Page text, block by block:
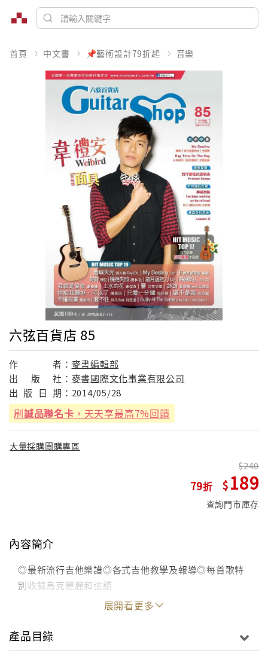
首頁 中文書 📌藝術設計79折起 音樂
六弦百貨店 85
作 者： 麥書編輯部
出
版 社： 麥書國際文化事業有限公司
出 版 日 期： 2014/05/28
刷誠品聯名卡 ，天天享最高7%回饋
大量採購團購專區
79
240
189
查詢門市庫存
內容簡介
◎最新流行吉他樂譜◎各式吉他教學及報導◎每首歌特
別收錄烏克麗麗和弦譜
展開看更多
產品目錄